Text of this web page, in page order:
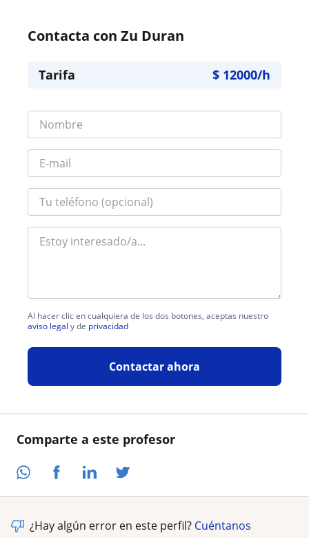
Comparte a este profesor
Contacta con Zu Duran
Tarifa $ 12000/h
Al hacer clic en cualquiera de los dos botones, aceptas nuestro
aviso legal y de privacidad
Contactar ahora
¿Hay algún error en este perfil? Cuéntanos